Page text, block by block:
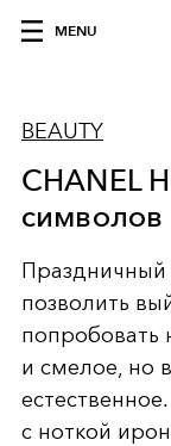
MENU
BEAUTY
CHANEL
Праздничный
позволить
попробовать
и смелое, но
с ноткой